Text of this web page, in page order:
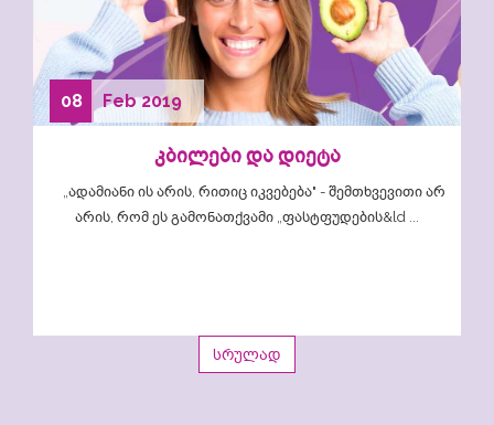
08 Feb 2019
კბილები და დიეტა
„ადამიანი ის არის, რითიც იკვებება" - შემთხვევითი არ
არის, რომ ეს გამონათქვამი „ფასტფუდების&ld ...
სრულად